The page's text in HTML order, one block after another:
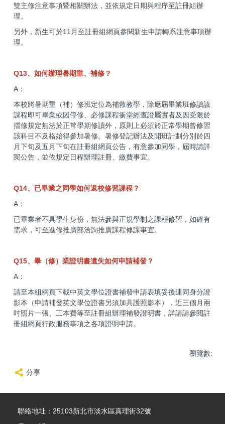
雙主修注意事項暨相關辦法，並依規定日期與程序至註冊組辦
理。
另外，新生可於11月至註冊組網頁參閱新生申請轉系注意事項辦
理。
Q13、如何辦理暑期重、補修？
A：
本校將暑期重（補）修班定位為補救教學，除應屆畢業班修讀該
課程即可畢業或因停修、必修課程衝堂經查證屬實者及因受限於
擋修規定無法於正常學期修讀外，原則上必須於正常學期曾修習
該科目不及格始得參加暑修。暑修登記辦法及開班計劃分別於四
月下旬及五月下旬在註冊組網頁公告，有意參加同學，屆時請詳
閱公告，並依規定日程辦理註冊、繳費事宜。
Q14、已畢業之同學如何返校修習課程？
A：
已畢業者不具學生身份，無法參與正規學制之課程修習，如確有
需求，可至進修推廣部洽詢推廣課程修課事宜。
Q15、畢（修）業證明書遺失如何申請補發？
A：
請至本組網頁下載中英文學位證書補發申請表填妥後連同身分證
影本（申請補發英文學位證書另須加具護照影本），近三個月兩
吋照片一張、工本費等至註冊組辦理補發證明書，詳請請參閱註
冊組網頁行政服務事項之各項證明申請。
瀏覽數:
分享
聯絡地址：25103新北市淡水區真理街32號